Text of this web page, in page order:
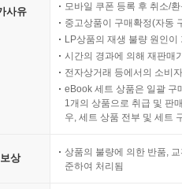
사유
모바일 쿠폰 등록 후 취소/
중고상품이 구매확정(자동
LP상품의 재생 불량 원인
시간의 경과에 의해 재판매
전자상거래 등에서의 소비
eBook 세트 상품은 일괄 구
1개의 상품으로 취급 및 판
우, 세트 상품 전부 및 세트
상
상품의 불량에 의한 반품,
준하여 처리됨